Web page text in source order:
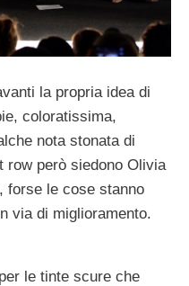
la propria idea di
coloratissima,
nota stonata di
row però siedono Olivia
forse le cose stanno
via di miglioramento.
le tinte scure che